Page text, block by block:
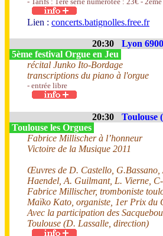
Lien : concerts.batignolles.free.fr
20:30 Lyon
5ème festival Orgue en Jeu
récital Junko Ito-Bordage
transcriptions du piano à l'orgue
- entrée libre
20:30 Toulouse
Toulouse les Orgues
Fabrice Millischer à l’honneur
Victoire de la Musique 2011
Œuvres de D. Castello,
Haendel, A. Guilmant, L. Vierne,
Fabrice Millischer, tromboniste
Maïko Kato, organiste, 1er Prix du
Avec la participation des
Toulouse (D. Lassalle, direction)